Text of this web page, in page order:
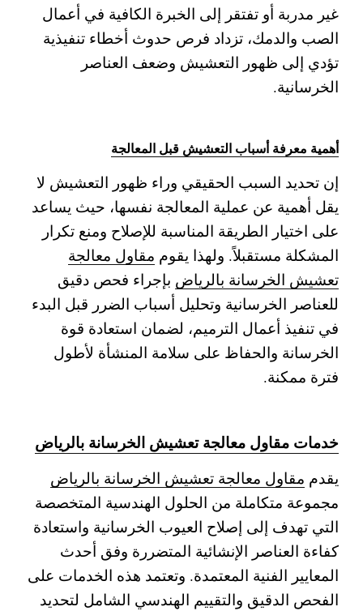
غير مدربة أو تفتقر إلى الخبرة الكافية في أعمال
الصب والدمك، تزداد فرص حدوث أخطاء تنفيذية
تؤدي إلى ظهور التعشيش وضعف العناصر
الخرسانية.
أهمية معرفة أسباب التعشيش قبل المعالجة
إن تحديد السبب الحقيقي وراء ظهور التعشيش لا
يقل أهمية عن عملية المعالجة نفسها، حيث يساعد
على اختيار الطريقة المناسبة للإصلاح ومنع تكرار
المشكلة مستقبلاً. ولهذا يقوم مقاول معالجة
تعشيش الخرسانة بالرياض بإجراء فحص دقيق
للعناصر الخرسانية وتحليل أسباب الضرر قبل البدء
في تنفيذ أعمال الترميم، لضمان استعادة قوة
الخرسانة والحفاظ على سلامة المنشأة لأطول
فترة ممكنة.
خدمات مقاول معالجة تعشيش الخرسانة بالرياض
يقدم مقاول معالجة تعشيش الخرسانة بالرياض
مجموعة متكاملة من الحلول الهندسية المتخصصة
التي تهدف إلى إصلاح العيوب الخرسانية واستعادة
كفاءة العناصر الإنشائية المتضررة وفق أحدث
المعايير الفنية المعتمدة. وتعتمد هذه الخدمات على
الفحص الدقيق والتقييم الهندسي الشامل لتحديد